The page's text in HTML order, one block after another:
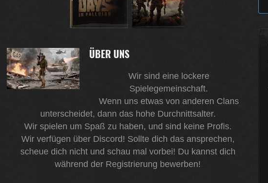
ÜBER UNS
Wir sind eine lockere
Spielegemeinschaft.
Wenn uns etwas von anderen Clans
unterscheidet, dann das hohe Durchnittsalter.
Wir spielen um Spaß zu haben, und sind keine Profis.
Wir verfügen über Discord! Sollte dich das ansprechen,
scheue dich nicht und schau mal vorbei! Du kannst dich
während der Registrierung bewerben!